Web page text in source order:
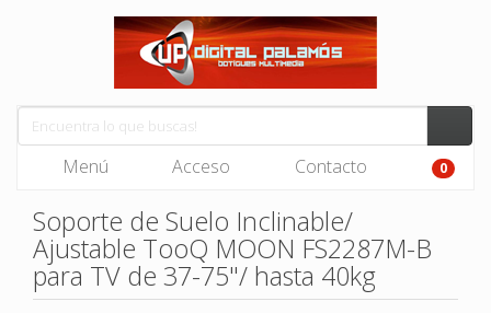
Menú Acceso Contacto 0
Soporte de Suelo Inclinable/
Ajustable TooQ MOON FS2287M-B
para TV de 37-75"/ hasta 40kg